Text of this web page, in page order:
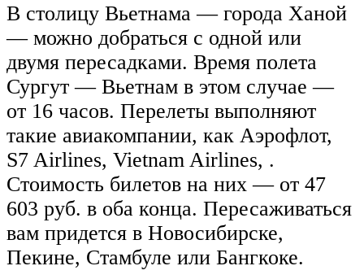
В столицу Вьетнама — города Ханой
— можно добраться с одной или
двумя пересадками. Время полета
Сургут — Вьетнам в этом случае —
от 16 часов. Перелеты выполняют
такие авиакомпании, как Аэрофлот,
S7 Airlines, Vietnam Airlines, .
Стоимость билетов на них — от 47
603 руб. в оба конца. Пересаживаться
вам придется в Новосибирске,
Пекине, Стамбуле или Бангкоке.